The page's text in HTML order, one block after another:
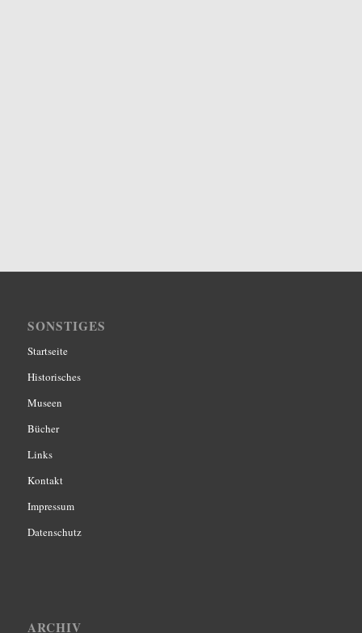
SONSTIGES
Startseite
Historisches
Museen
Bücher
Links
Kontakt
Impressum
Datenschutz
ARCHIV